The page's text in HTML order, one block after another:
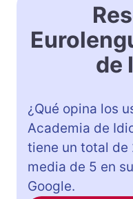
de
¿Qué opina los
Academia de
tiene un total de
media de 5 en
Google.